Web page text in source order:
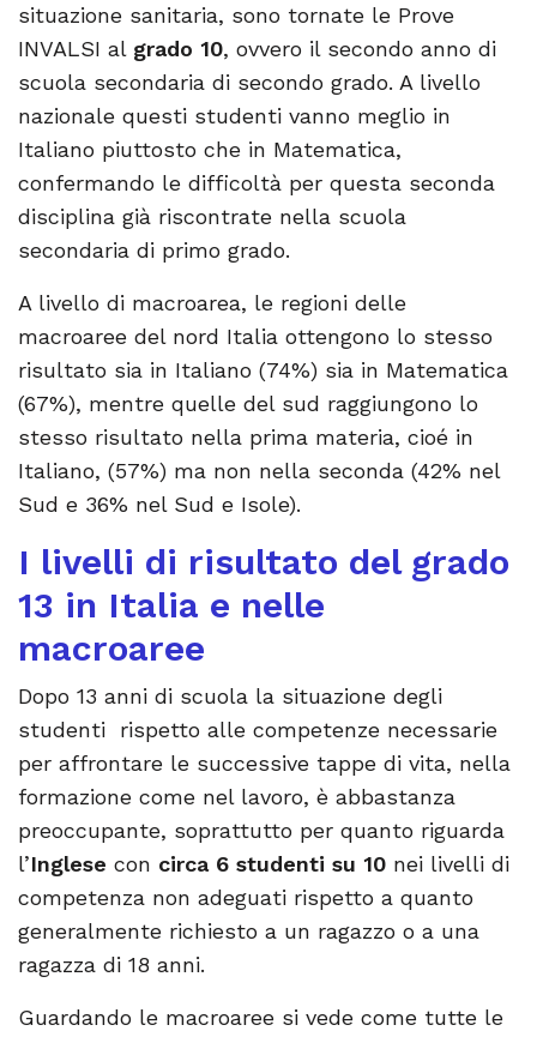
situazione sanitaria, sono tornate le Prove
INVALSI al grado 10, ovvero il secondo anno di
scuola secondaria di secondo grado. A livello
nazionale questi studenti vanno meglio in
Italiano piuttosto che in Matematica,
confermando le difficoltà per questa seconda
disciplina già riscontrate nella scuola
secondaria di primo grado.
A livello di macroarea, le regioni delle
macroaree del nord Italia ottengono lo stesso
risultato sia in Italiano (74%) sia in Matematica
(67%), mentre quelle del sud raggiungono lo
stesso risultato nella prima materia, cioé in
Italiano, (57%) ma non nella seconda (42% nel
Sud e 36% nel Sud e Isole).
I livelli di risultato del grado
13 in Italia e nelle
macroaree
Dopo 13 anni di scuola la situazione degli
studenti rispetto alle competenze necessarie
per affrontare le successive tappe di vita, nella
formazione come nel lavoro, è abbastanza
preoccupante, soprattutto per quanto riguarda
l’Inglese con circa 6 studenti su 10 nei livelli di
competenza non adeguati rispetto a quanto
generalmente richiesto a un ragazzo o a una
ragazza di 18 anni.
Guardando le macroaree si vede come tutte le